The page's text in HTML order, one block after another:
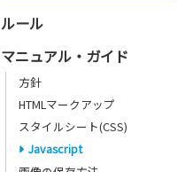
ルール
マニュアル・ガイド
方針
HTMLマークアップ
スタイルシート(CSS)
Javascript